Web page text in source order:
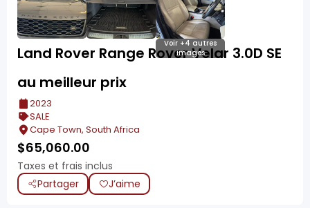
Voir +4 autres
images
Land Rover Range Rover Velar 3.0D SE
au meilleur prix
2023
SALE
Cape Town, South Africa
$65,060.00
Taxes et frais inclus
Partager
J’aime